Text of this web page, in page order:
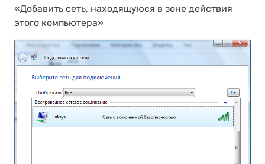
«Добавить сеть, находящуюся в зоне действия
этого компьютера»